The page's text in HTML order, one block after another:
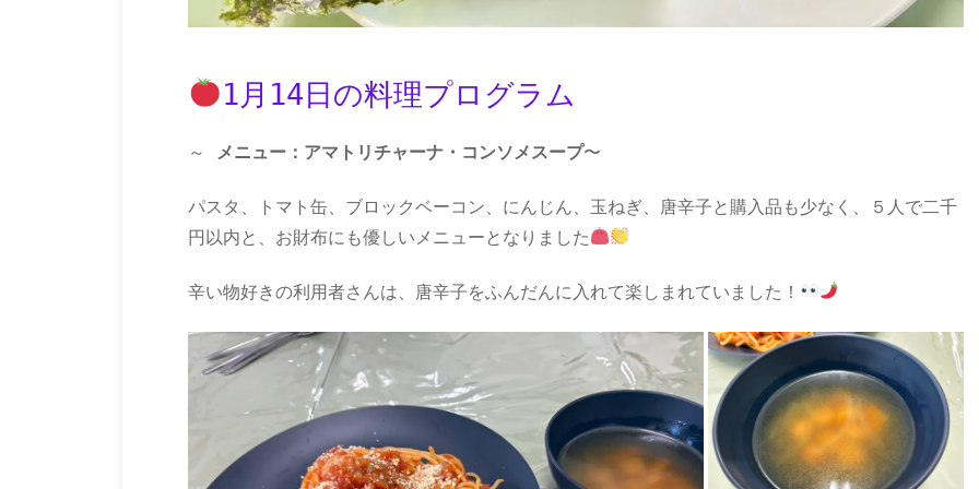
1月14日の料理プログラム
～ メニュー：アマトリチャーナ・コンソメスープ〜
パスタ、トマト缶、ブロックベーコン、にんじん、玉ねぎ、唐辛子と購入品も少なく、５人で二千
円以内と、お財布にも優しいメニューとなりました
辛い物好きの利用者さんは、唐辛子をふんだんに入れて楽しまれていました！